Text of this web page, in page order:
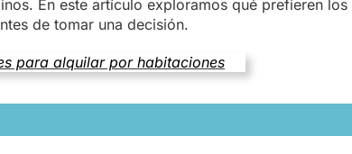
En este artículo exploramos qué prefieren
de tomar una decisión.
para alquilar por habitaciones